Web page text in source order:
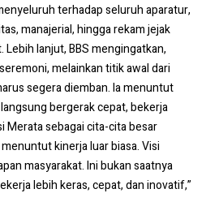
terhadap seluruh aparatur,
manajerial, hingga rekam jejak
lanjut, BBS mengingatkan,
melainkan titik awal dari
segera diemban. Ia menuntut
bergerak cepat, bekerja
Merata sebagai cita-cita besar
kinerja luar biasa. Visi
masyarakat. Ini bukan saatnya
lebih keras, cepat, dan inovatif,”